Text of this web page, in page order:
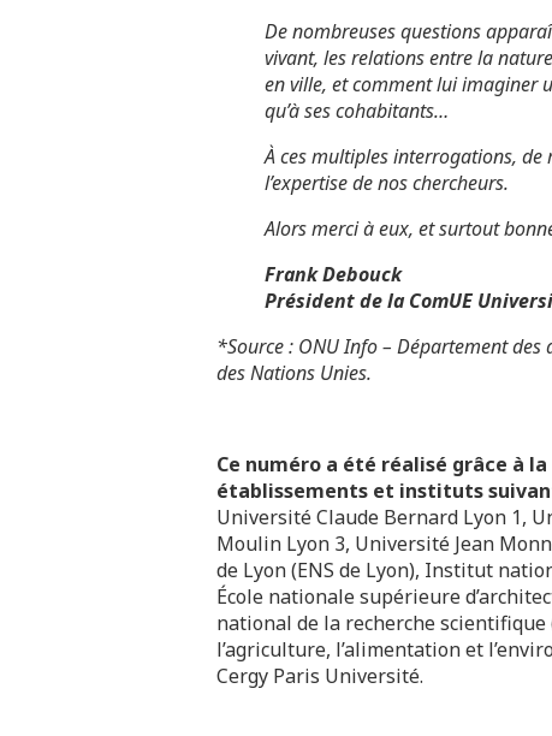
De nombreuses questions
vivant, les relations entre la
en ville, et comment lui imaginer
qu’à ses cohabitants…
À ces multiples interrogations,
l’expertise de nos chercheurs.
Alors merci à eux, et surtout
Frank Debouck
Président de la ComUE
*Source : ONU Info – Département
des Nations Unies.
Ce numéro a été réalisé grâce à
établissements et instituts
Université Claude Bernard Lyon 1,
Moulin Lyon 3, Université Jean
de Lyon (ENS de Lyon), Institut
École nationale supérieure
national de la recherche
l’agriculture, l’alimentation et
Cergy Paris Université.